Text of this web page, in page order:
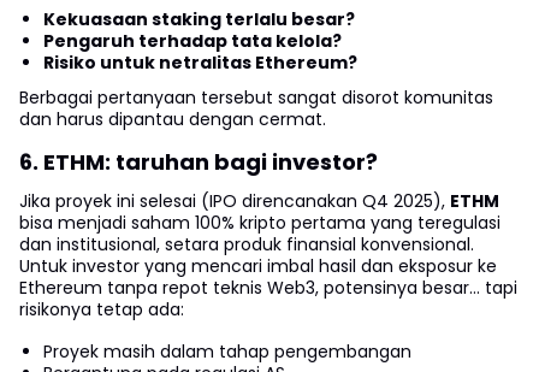
Kekuasaan staking terlalu besar?
Pengaruh terhadap tata kelola?
Risiko untuk netralitas Ethereum?
Berbagai pertanyaan tersebut sangat disorot komunitas
dan harus dipantau dengan cermat.
6. ETHM: taruhan bagi investor?
Jika proyek ini selesai (IPO direncanakan Q4 2025), ETHM
bisa menjadi saham 100% kripto pertama yang teregulasi
dan institusional, setara produk finansial konvensional.
Untuk investor yang mencari imbal hasil dan eksposur ke
Ethereum tanpa repot teknis Web3, potensinya besar... tapi
risikonya tetap ada:
Proyek masih dalam tahap pengembangan